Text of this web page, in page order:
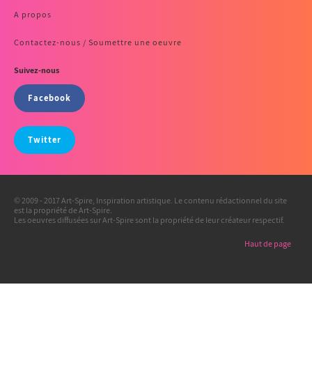
A propos
Contactez-nous / Soumettre une oeuvre
Suivez-nous
Facebook
Twitter
© 2009 - 2017 Art-Spire, Inspiration artistique. Le contenu rédactionnel du site
est la propriété de Art-Spire.
Les oeuvres diffusées sur Art-Spire sont la propriété de leur créateur respectif.
Haut de page